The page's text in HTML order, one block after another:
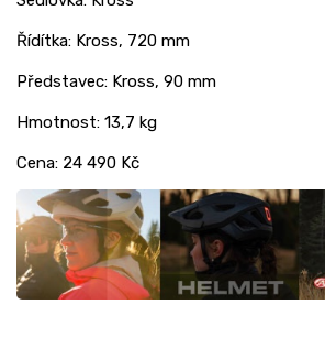
Řídítka: Kross, 720 mm
Představec: Kross, 90 mm
Hmotnost: 13,7 kg
Cena: 24 490 Kč